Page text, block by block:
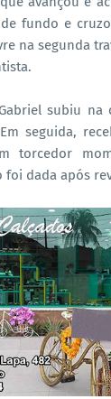
fundo e
na segunda
subiu na
seguida,
torcedor
dada após